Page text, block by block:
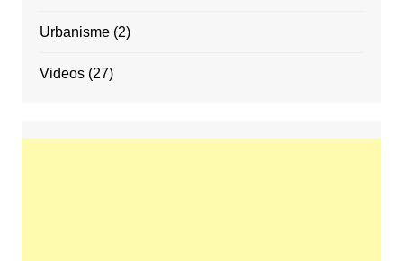
Urbanisme(2)
Videos(27)